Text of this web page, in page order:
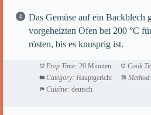
Das Gemüse auf ein Backblech
vorgeheizten Ofen bei 200 °C
rösten, bis es knusprig ist.
Prep Time: 20 Minuten Cook
Category: Hauptgericht Method:
Cuisine: deutsch